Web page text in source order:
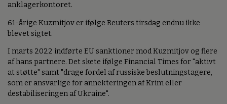
anklagerkontoret.
61-årige Kuzmitjov er ifølge Reuters tirsdag endnu ikke
blevet sigtet.
I marts 2022 indførte EU sanktioner mod Kuzmitjov og flere
af hans partnere. Det skete ifølge Financial Times for "aktivt
at støtte" samt "drage fordel af russiske beslutningstagere,
som er ansvarlige for annekteringen af Krim eller
destabiliseringen af Ukraine".